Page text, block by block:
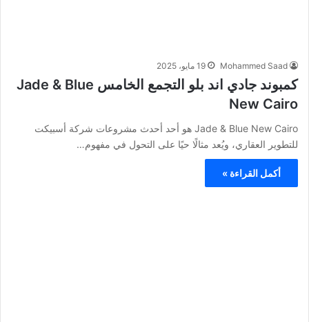
Mohammed Saad 19 مايو، 2025
كمبوند جادي اند بلو التجمع الخامس Jade & Blue
New Cairo
Jade & Blue New Cairo هو أحد أحدث مشروعات شركة أسبيكت
للتطوير العقاري، ويُعد مثالًا حيًا على التحول في مفهوم…
أكمل القراءة »